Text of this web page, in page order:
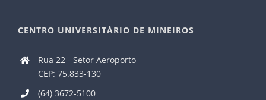
CENTRO UNIVERSITÁRIO DE MINEIROS
Rua 22 - Setor Aeroporto
CEP: 75.833-130
(64) 3672-5100